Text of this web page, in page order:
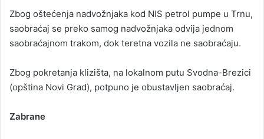
Zbog oštećenja nadvožnjaka kod NIS petrol pumpe u Trnu,
saobraćaj se preko samog nadvožnjaka odvija jednom
saobraćajnom trakom, dok teretna vozila ne saobraćaju.
Zbog pokretanja klizišta, na lokalnom putu Svodna-Brezici
(opština Novi Grad), potpuno je obustavljen saobraćaj.
Zabrane